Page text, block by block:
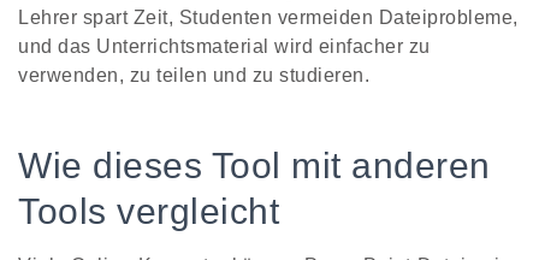
Lehrer spart Zeit, Studenten vermeiden Dateiprobleme,
und das Unterrichtsmaterial wird einfacher zu
verwenden, zu teilen und zu studieren.
Wie dieses Tool mit anderen
Tools vergleicht